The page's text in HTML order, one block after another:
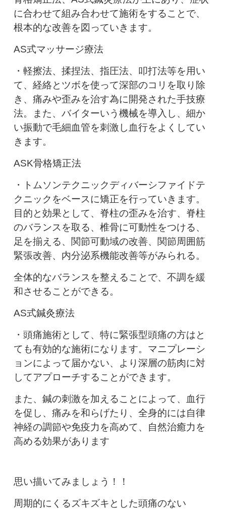
に合わせて組み合わせて施術をすることで、
根本的な改善を図っていきます。
AS式マッサージ療法
・軽擦法、揉捏法、指圧法、叩打法等を用い
て、経絡とツボを使って深部のコリを取り除
き、痛みや歪みを治す為に開発された手技療
法。また、バイターいう機械を導入し、細か
い振動で毛細血管を刺激し血行をよくしてい
きます。
ASK骨格矯正法
・トムソンテクニックディバーシファイドテ
クニックをベースに矯正を行っていきます。
目的と効果として、脊柱の歪みを治す、脊柱
のバランスを取る、椎骨に可動性をつける、
足を揃える、関節可動域の改善、関節周囲筋
緊張改善、内分泌系機能改善等がみられる。
全体的なバランスを整えることで、不調を緩
和させることができる。
AS式鍼灸療法
・頭痛施術として、特に緊張型頭痛の方はと
ても有効的な施術になります。マニプレーシ
ョンによって届かない、より深層の筋肉に対
してアプローチすることができます。
また、鍼の刺激を加えることによって、血行
を促し、痛みを和らげたり、全身的には自律
神経の調節や免疫力を高めて、自然治癒力を
高める効果があります
思い描いてみましょう！！
周期的にくるズキズキとした頭痛のない